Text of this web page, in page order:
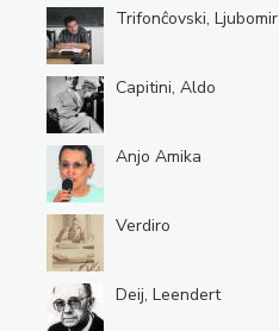
Trifonĉovski, Ljubomir
Capitini, Aldo
Anjo Amika
Verdiro
Deij, Leendert